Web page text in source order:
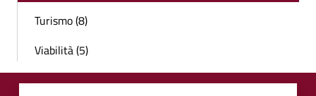
Turismo (8)
Viabilità (5)